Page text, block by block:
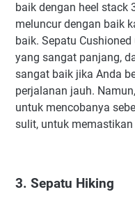
baik dengan heel stack
meluncur dengan baik
baik. Sepatu
yang sangat panjang,
sangat baik jika Anda
perjalanan jauh.
untuk mencobanya
sulit, untuk
3. Sepatu Hiking